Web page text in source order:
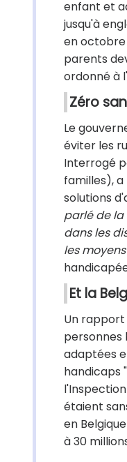
enfant et
jusqu'à
en octobre
parents
ordonné à
Zéro
Le
éviter les
Interrogé
familles),
solutions
parlé de
dans les
les
Et la
Un rapport
personnes
adaptées
handicaps
étaient
en
à 30